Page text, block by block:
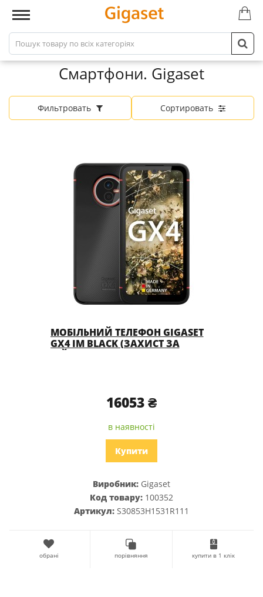
Смартфони. Gigaset
Фильтровать Сортировать
МОБІЛЬНИЙ ТЕЛЕФОН GIGASET
GX4 IM BLACK (ЗАХИСТ ЗА
16053 ₴
в наявності
Купити
Виробник: Gigaset
Код товару: 100352
Артикул: S30853H1531R111
обрані порівняння купити в 1 клік